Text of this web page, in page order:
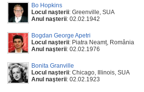
Bo Hopkins
Locul naşterii: Greenville, SUA
Anul naşterii: 02.02.1942
Bogdan George Apetri
Locul naşterii: Piatra Neamț, România
Anul naşterii: 02.02.1976
Bonita Granville
Locul naşterii: Chicago, Illinois, SUA
Anul naşterii: 02.02.1923